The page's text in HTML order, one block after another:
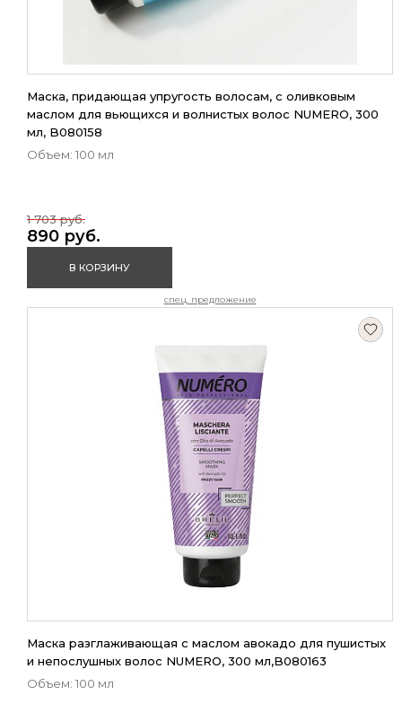
Маска, придающая упругость волосам, с оливковым
маслом для вьющихся и волнистых волос NUMERO, 300
мл, B080158
Объем: 100 мл
890 руб.
1 703 руб.
В КОРЗИНУ
спец. предложение
Маска разглаживающая с маслом авокадо для пушистых
и непослушных волос NUMERO, 300 мл,B080163
Объем: 100 мл